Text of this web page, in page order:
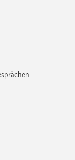
werden, dass
des
sicher ist.
Behandlung
Effekten
einer konsequenten
mellitus Typ 2,
und bei
intensiven
6 bis 12 Monate
mit